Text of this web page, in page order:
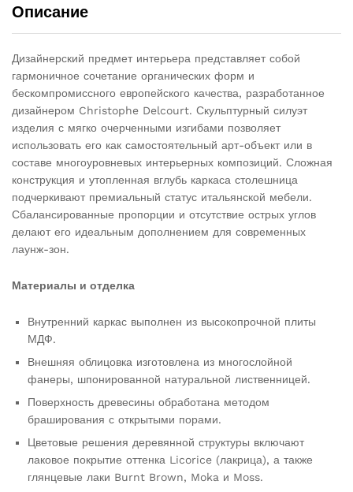
Описание
Дизайнерский предмет интерьера представляет собой
гармоничное сочетание органических форм и
бескомпромиссного европейского качества, разработанное
дизайнером Christophe Delcourt. Скульптурный силуэт
изделия с мягко очерченными изгибами позволяет
использовать его как самостоятельный арт-объект или в
составе многоуровневых интерьерных композиций. Сложная
конструкция и утопленная вглубь каркаса столешница
подчеркивают премиальный статус итальянской мебели.
Сбалансированные пропорции и отсутствие острых углов
делают его идеальным дополнением для современных
лаунж-зон.
Материалы и отделка
Внутренний каркас выполнен из высокопрочной плиты
МДФ.
Внешняя облицовка изготовлена из многослойной
фанеры, шпонированной натуральной лиственницей.
Поверхность древесины обработана методом
браширования с открытыми порами.
Цветовые решения деревянной структуры включают
лаковое покрытие оттенка Licorice (лакрица), а также
глянцевые лаки Burnt Brown, Moka и Moss.